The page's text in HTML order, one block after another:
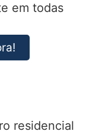
em todas
residencial